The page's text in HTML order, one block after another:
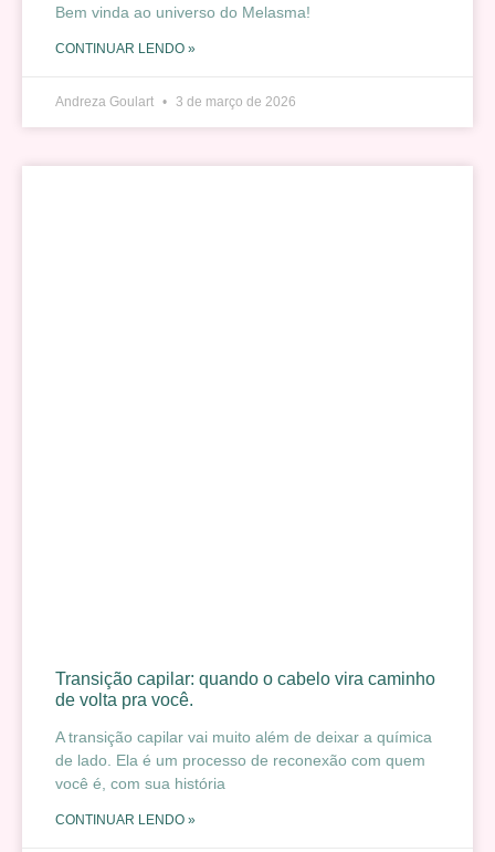
Bem vinda ao universo do Melasma!
CONTINUAR LENDO »
Andreza Goulart 3 de março de 2026
Transição capilar: quando o cabelo vira caminho
de volta pra você.
A transição capilar vai muito além de deixar a química
de lado. Ela é um processo de reconexão com quem
você é, com sua história
CONTINUAR LENDO »